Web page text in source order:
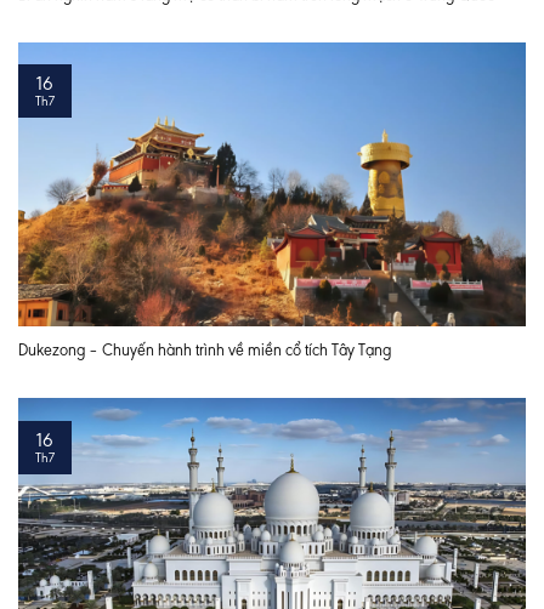
Dukezong – Chuyến hành trình về miền cổ tích Tây Tạng
16
Th7
16
Th7